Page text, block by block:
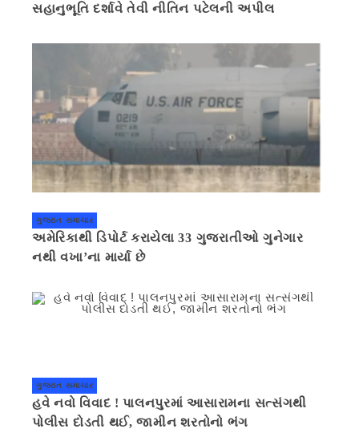
સહાનુભૂતિ દર્શાવે તેવી નીતિન પટેલની અપીલ
ગુજરાત સમાચાર
અમેરિકાથી ડિપોર્ટ કરાયેલા 33 ગુજરાતીઓ ગુનેગાર
નથી વખા’ના માર્યા છે
ગુજરાત સમાચાર
હવે નવો વિવાદ ! પાલનપુરમાં આસારામના સત્સંગથી
પોલીસ દોડતી થઈ, જામીન શરતોનો ભંગ